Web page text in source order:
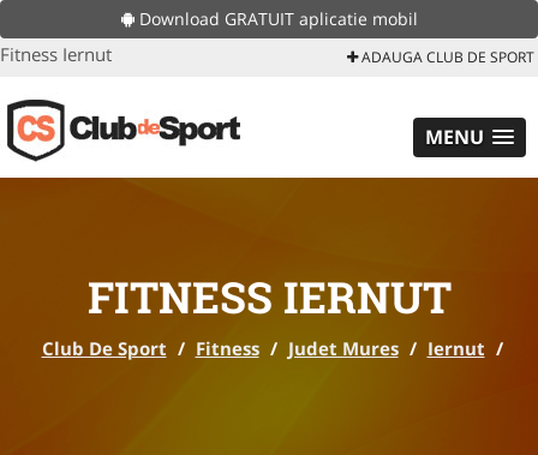
Download GRATUIT aplicatie mobil
Fitness Iernut ADAUGA CLUB DE SPORT
MENU
FITNESS IERNUT
Club De Sport / Fitness / Judet Mures / Iernut /